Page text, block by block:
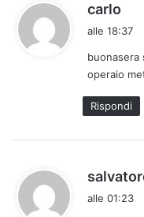
carlo
a
e
t
t
o
alle 18:37
buonasera
operaio
Rispondi
alle 01:23